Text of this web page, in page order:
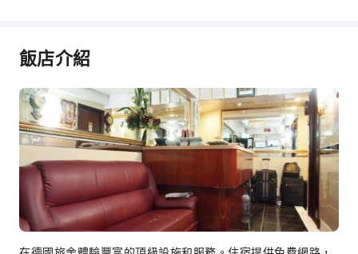
兒童4～5 歲
費用說明
費用標準將視不同房型、入住人數及住宿方案而異，且部分費
用須於現場支付，詳情請参閱各房型與方案說明。
飯店介紹